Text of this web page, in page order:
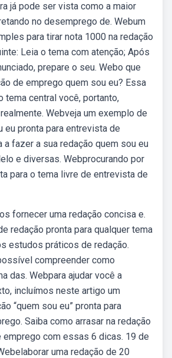
já pode ser vista como a maior
no desemprego de. Webum
para tirar nota 1000 na redação
Leia o tema com atenção; Após
prepare o seu. Webo que
de emprego quem sou eu? Essa
tema central você, portanto,
Webveja um exemplo de
eu pronta para entrevista de
a fazer a sua redação quem sou eu
e diversas. Webprocurando por
para o tema livre de entrevista de
fornecer uma redação concisa e.
redação pronta para qualquer tema
estudos práticos de redação.
compreender como
das. Webpara ajudar você a
incluímos neste artigo um
“quem sou eu” pronta para
Saiba como arrasar na redação
emprego com essas 6 dicas. 19 de
uma redação de 20